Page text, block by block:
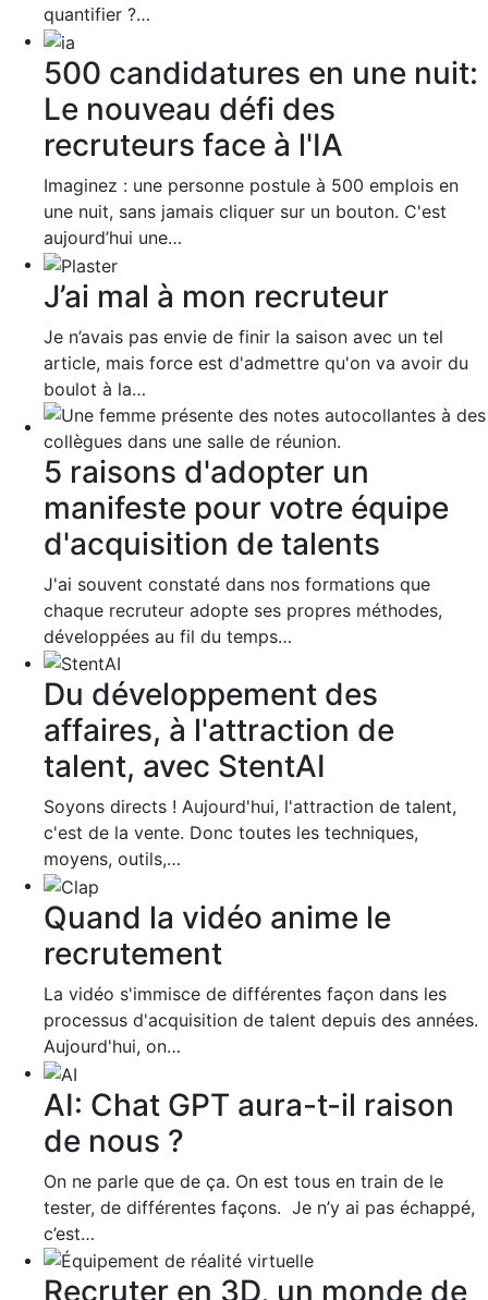
quantifier ?…
500 candidatures en une nuit:
Le nouveau défi des
recruteurs face à l'IA
Imaginez : une personne postule à 500 emplois en
une nuit, sans jamais cliquer sur un bouton. C'est
aujourd’hui une…
J’ai mal à mon recruteur
Je n’avais pas envie de finir la saison avec un tel
article, mais force est d'admettre qu'on va avoir du
boulot à la…
5 raisons d'adopter un
manifeste pour votre équipe
d'acquisition de talents
J'ai souvent constaté dans nos formations que
chaque recruteur adopte ses propres méthodes,
développées au fil du temps…
Du développement des
affaires, à l'attraction de
talent, avec StentAI
Soyons directs ! Aujourd'hui, l'attraction de talent,
c'est de la vente. Donc toutes les techniques,
moyens, outils,…
Quand la vidéo anime le
recrutement
La vidéo s'immisce de différentes façon dans les
processus d'acquisition de talent depuis des années.
Aujourd'hui, on…
AI: Chat GPT aura-t-il raison
de nous ?
On ne parle que de ça. On est tous en train de le
tester, de différentes façons. Je n’y ai pas échappé,
c’est…
Recruter en 3D, un monde de